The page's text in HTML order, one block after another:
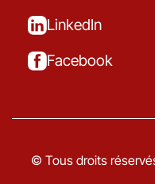
LinkedIn
Facebook
© Tous droits